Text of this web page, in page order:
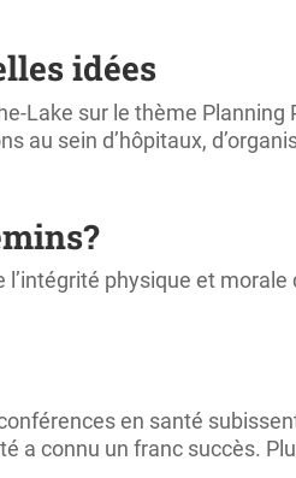
idées
Lake sur le thème Planning
au sein d’hôpitaux,
physique et morale
en santé
a connu un franc succès.